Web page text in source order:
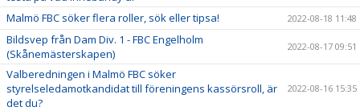
Malmö FBC söker flera roller, sök eller tipsa! 2022-08-18 11:48
Bildsvep från Dam Div. 1 - FBC Engelholm
(Skånemästerskapen)
2022-08-17 09:51
Valberedningen i Malmö FBC söker
styrelseledamotkandidat till föreningens kassörsroll, är
det du?
2022-08-16 15:35